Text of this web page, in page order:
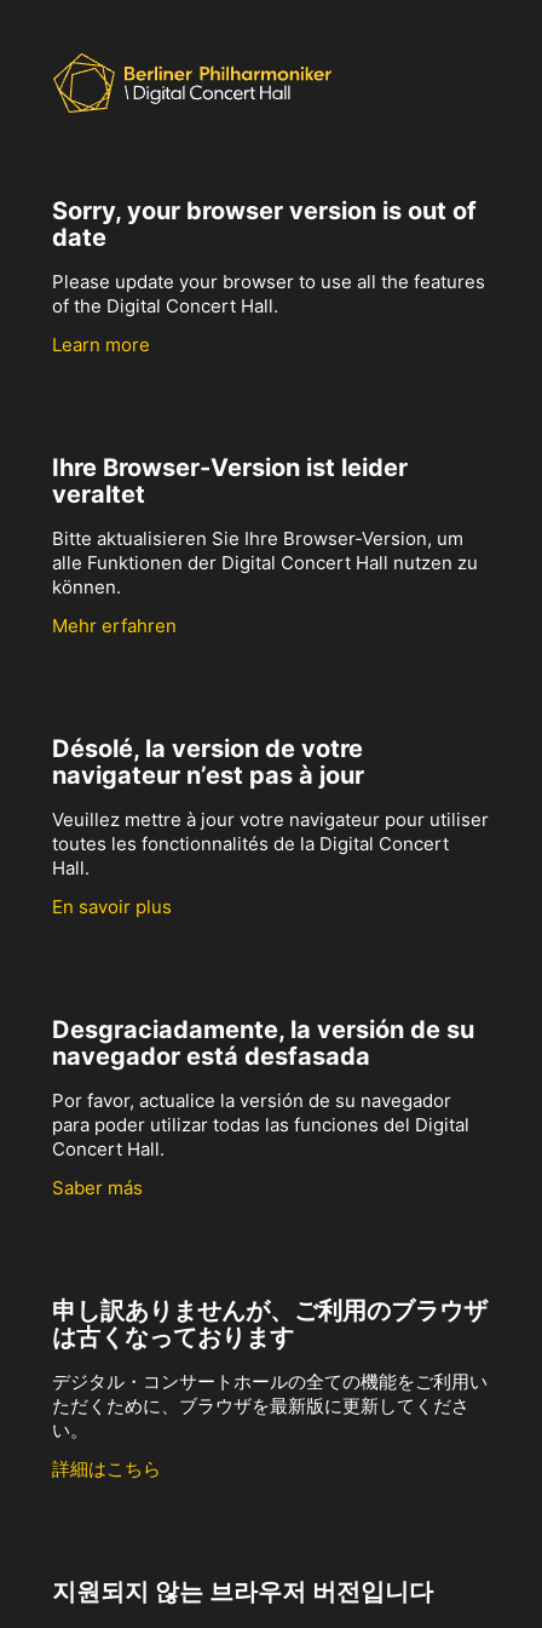
Sorry, your browser version is out of
date
Please update your browser to use all the features
of the Digital Concert Hall.
Learn more
Ihre Browser-Version ist leider
veraltet
Bitte aktualisieren Sie Ihre Browser-Version, um
alle Funktionen der Digital Concert Hall nutzen zu
können.
Mehr erfahren
Désolé, la version de votre
navigateur n’est pas à jour
Veuillez mettre à jour votre navigateur pour utiliser
toutes les fonctionnalités de la Digital Concert
Hall.
En savoir plus
Desgraciadamente, la versión de su
navegador está desfasada
Por favor, actualice la versión de su navegador
para poder utilizar todas las funciones del Digital
Concert Hall.
Saber más
申し訳ありませんが、ご利用のブラウザ
は古くなっております
デジタル・コンサートホールの全ての機能をご利用い
ただくために、ブラウザを最新版に更新してくださ
い。
詳細はこちら
지원되지 않는 브라우저 버전입니다